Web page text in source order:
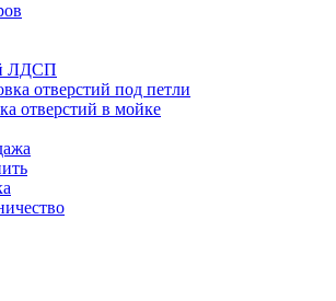
ЛДСП
отверстий под петли
отверстий в мойке